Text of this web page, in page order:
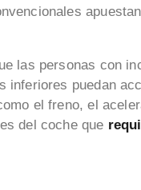
las personas con
inferiores puedan
el freno, el
del coche que